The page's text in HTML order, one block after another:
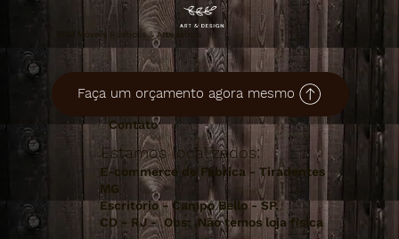
EDM Móveis Rústicos & Artesanais
Faça um orçamento agora mesmo
Contato
Estamos localizados:
E-commerce de Fábrica - Tiradentes
MG
Escritório - Campo Bello - SP.
CD - RJ - Obs: Não temos loja fisica